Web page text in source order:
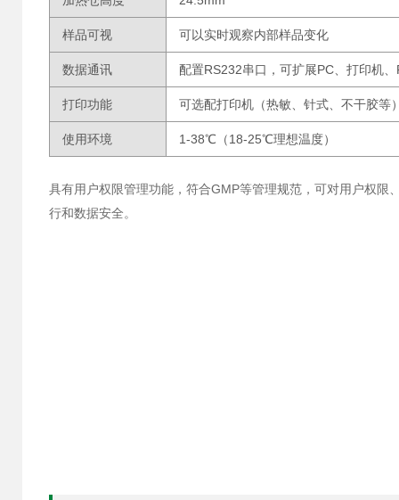
样品可视 可以实时观察内部样品变化
数据通讯 配置RS232串口，可扩展PC、打印机
打印功能 可选配打印机（热敏、针式、不干胶等
使用环境 1-38℃（18-25℃理想温度）
具有用户权限管理功能，符合GMP等管理规范，可对用户权
行和数据安全。